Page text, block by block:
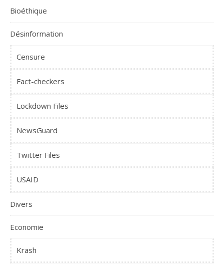
Bioéthique
Désinformation
Censure
Fact-checkers
Lockdown Files
NewsGuard
Twitter Files
USAID
Divers
Economie
Krash